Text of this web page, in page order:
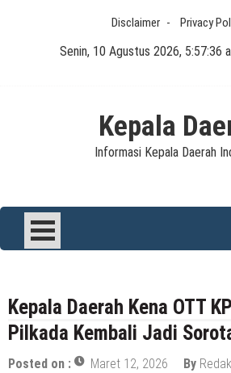
Disclaimer Privacy
Senin, 10 Agustus 2026, 5:57:36
Kepala
Informasi Kepala Daerah
Kepala Daerah Kena OTT
Pilkada Kembali Jadi
Posted on : Maret 12, 2026 By